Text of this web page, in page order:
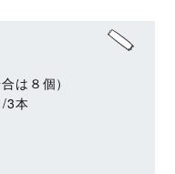
は８個）
3本